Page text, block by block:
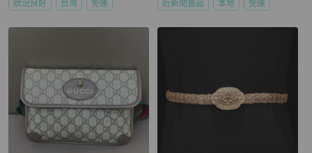
狀況良好 台灣 免運 近新閒置品 本地 免運